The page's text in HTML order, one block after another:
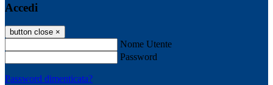
Accedi
button close ×
Nome Utente
Password
Password dimenticata?